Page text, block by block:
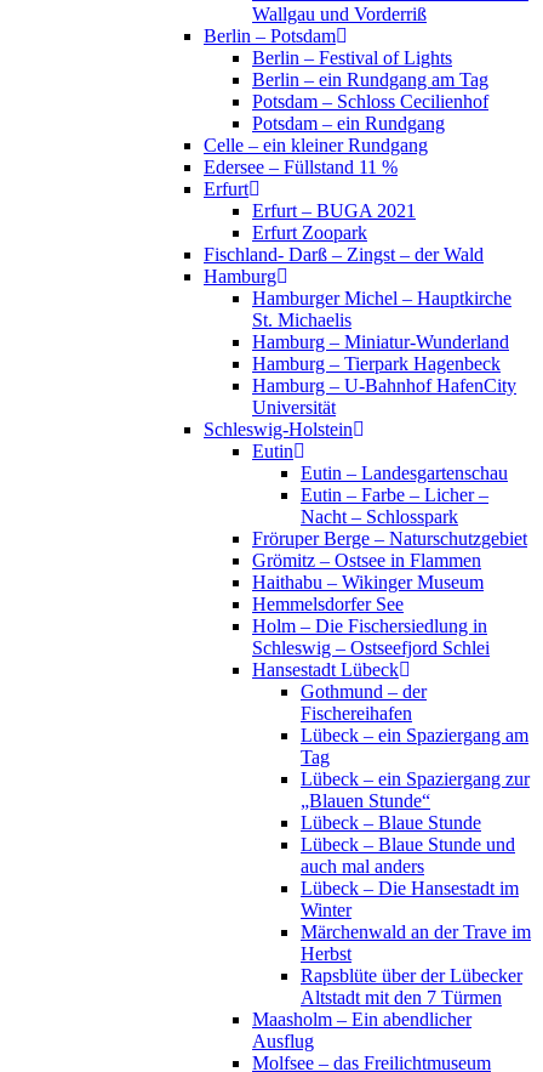
Wallgau und Vorderriß
Berlin – Potsdam
Berlin – Festival of Lights
Berlin – ein Rundgang am Tag
Potsdam – Schloss Cecilienhof
Potsdam – ein Rundgang
Celle – ein kleiner Rundgang
Edersee – Füllstand 11 %
Erfurt
Erfurt – BUGA 2021
Erfurt Zoopark
Fischland- Darß – Zingst – der Wald
Hamburg
Hamburger Michel – Hauptkirche
St. Michaelis
Hamburg – Miniatur-Wunderland
Hamburg – Tierpark Hagenbeck
Hamburg – U-Bahnhof HafenCity
Universität
Schleswig-Holstein
Eutin
Eutin – Landesgartenschau
Eutin – Farbe – Licher –
Nacht – Schlosspark
Fröruper Berge – Naturschutzgebiet
Grömitz – Ostsee in Flammen
Haithabu – Wikinger Museum
Hemmelsdorfer See
Holm – Die Fischersiedlung in
Schleswig – Ostseefjord Schlei
Hansestadt Lübeck
Gothmund – der
Fischereihafen
Lübeck – ein Spaziergang am
Tag
Lübeck – ein Spaziergang zur
„Blauen Stunde“
Lübeck – Blaue Stunde
Lübeck – Blaue Stunde und
auch mal anders
Lübeck – Die Hansestadt im
Winter
Märchenwald an der Trave im
Herbst
Rapsblüte über der Lübecker
Altstadt mit den 7 Türmen
Maasholm – Ein abendlicher
Ausflug
Molfsee – das Freilichtmuseum